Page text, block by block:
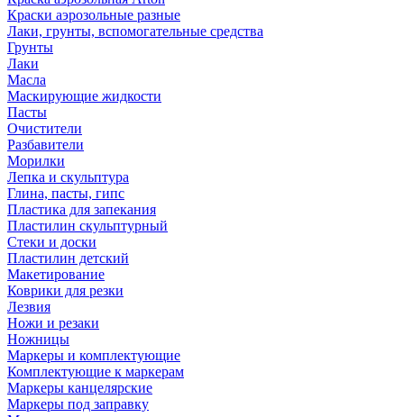
Краски аэрозольные разные
Лаки, грунты, вспомогательные средства
Грунты
Лаки
Масла
Маскирующие жидкости
Пасты
Очистители
Разбавители
Морилки
Лепка и скульптура
Глина, пасты, гипс
Пластика для запекания
Пластилин скульптурный
Стеки и доски
Пластилин детский
Макетирование
Коврики для резки
Лезвия
Ножи и резаки
Ножницы
Маркеры и комплектующие
Комплектующие к маркерам
Маркеры канцелярские
Маркеры под заправку